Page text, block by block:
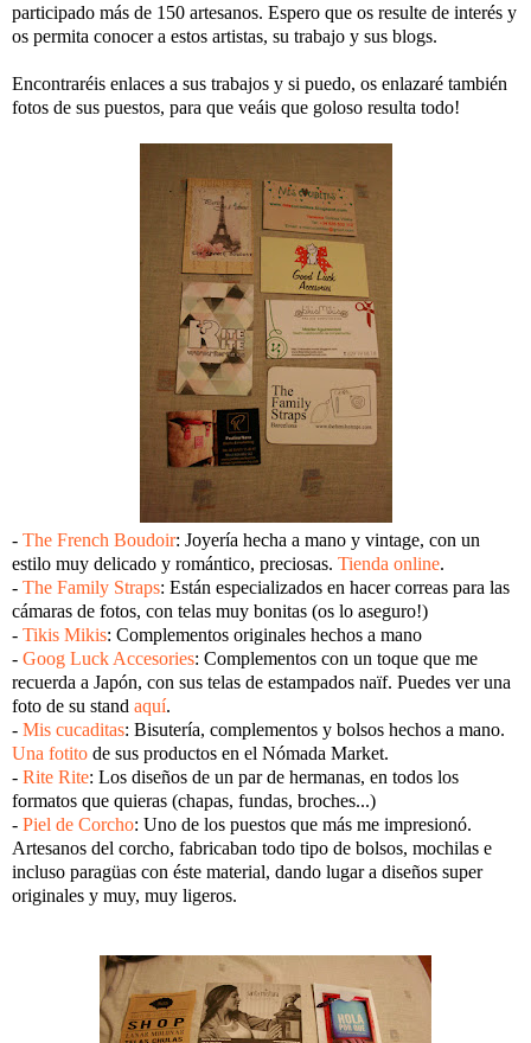
participado más de 150 artesanos. Espero que os resulte de interés y
os permita conocer a estos artistas, su trabajo y sus blogs.
Encontraréis enlaces a sus trabajos y si puedo, os enlazaré también
fotos de sus puestos, para que veáis que goloso resulta todo!
- The French Boudoir: Joyería hecha a mano y vintage, con un
estilo muy delicado y romántico, preciosas. Tienda online.
- The Family Straps: Están especializados en hacer correas para las
cámaras de fotos, con telas muy bonitas (os lo aseguro!)
- Tikis Mikis: Complementos originales hechos a mano
- Goog Luck Accesories: Complementos con un toque que me
recuerda a Japón, con sus telas de estampados naïf. Puedes ver una
foto de su stand aquí.
- Mis cucaditas: Bisutería, complementos y bolsos hechos a mano.
Una fotito de sus productos en el Nómada Market.
- Rite Rite: Los diseños de un par de hermanas, en todos los
formatos que quieras (chapas, fundas, broches...)
- Piel de Corcho: Uno de los puestos que más me impresionó.
Artesanos del corcho, fabricaban todo tipo de bolsos, mochilas e
incluso paragüas con éste material, dando lugar a diseños super
originales y muy, muy ligeros.